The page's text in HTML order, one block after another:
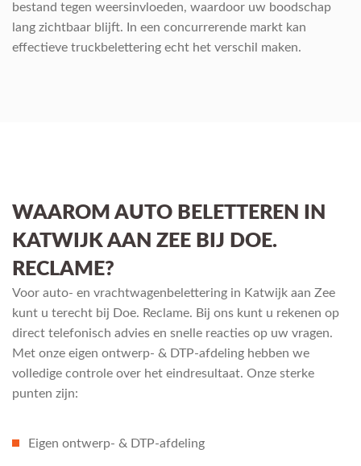
bestand tegen weersinvloeden, waardoor uw boodschap
lang zichtbaar blijft. In een concurrerende markt kan
effectieve truckbelettering echt het verschil maken.
WAAROM AUTO BELETTEREN IN
KATWIJK AAN ZEE BIJ DOE.
RECLAME?
Voor auto- en vrachtwagenbelettering in Katwijk aan Zee
kunt u terecht bij Doe. Reclame. Bij ons kunt u rekenen op
direct telefonisch advies en snelle reacties op uw vragen.
Met onze eigen ontwerp- & DTP-afdeling hebben we
volledige controle over het eindresultaat. Onze sterke
punten zijn:
Eigen ontwerp- & DTP-afdeling